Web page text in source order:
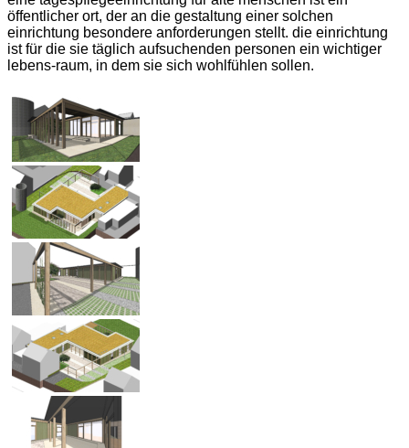
öffentlicher ort, der an die gestaltung einer solchen
einrichtung besondere anforderungen stellt. die einrichtung
ist für die sie täglich aufsuchenden personen ein wichtiger
lebens-raum, in dem sie sich wohlfühlen sollen.